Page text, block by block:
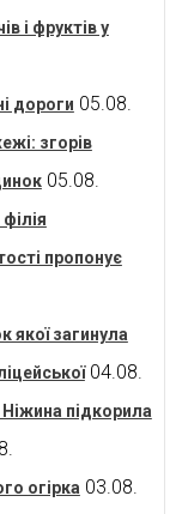
і фруктів у
дороги 05.08.
згорів
05.08.
пропонує
якої загинула
04.08.
підкорила
огірка 03.08.